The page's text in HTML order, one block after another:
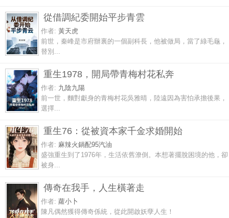
從借調紀委開始平步青雲
作者: 黃天虎
前世，秦峰是市府辦裏的一個副科長，他被做局，當了綠毛龜，
替別...
重生1978，開局帶青梅村花私奔
作者: 九陰九陽
前一世，麵對獻身的青梅村花吳雅晴，陸遠因為害怕承擔後果，
選擇...
重生76：從被資本家千金求婚開始
作者: 麻辣火鍋配95汽油
盛強重生到了1976年，生活依舊潦倒。本想著擺脫困境的他，卻
被身...
傳奇在我手，人生橫著走
作者: 蘿小卜
陳凡偶然獲得傳奇係統，從此開啟妖孽人生！